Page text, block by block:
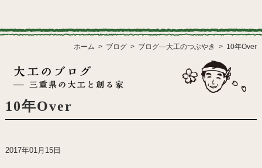
ホーム ブログ ブログ―大工のつぶやき 10年Over
10年Over
2017年01月15日